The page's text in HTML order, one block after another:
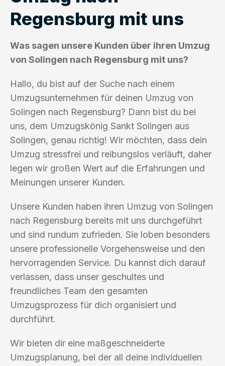
Regensburg mit uns
Was sagen unsere Kunden über ihren Umzug
von Solingen nach Regensburg mit uns?
Hallo, du bist auf der Suche nach einem
Umzugsunternehmen für deinen Umzug von
Solingen nach Regensburg? Dann bist du bei
uns, dem Umzugskönig Sankt Solingen aus
Solingen, genau richtig! Wir möchten, dass dein
Umzug stressfrei und reibungslos verläuft, daher
legen wir großen Wert auf die Erfahrungen und
Meinungen unserer Kunden.
Unsere Kunden haben ihren Umzug von Solingen
nach Regensburg bereits mit uns durchgeführt
und sind rundum zufrieden. Sie loben besonders
unsere professionelle Vorgehensweise und den
hervorragenden Service. Du kannst dich darauf
verlassen, dass unser geschultes und
freundliches Team den gesamten
Umzugsprozess für dich organisiert und
durchführt.
Wir bieten dir eine maßgeschneiderte
Umzugsplanung, bei der all deine individuellen